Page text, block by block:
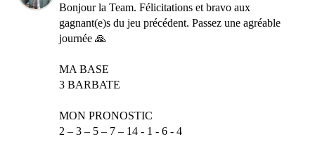
Bonjour la Team. Félicitations et bravo aux
gagnant(e)s du jeu précédent. Passez une agréable
journée 🙏
MA BASE
3 BARBATE
MON PRONOSTIC
2 – 3 – 5 – 7 – 14 - 1 - 6 - 4